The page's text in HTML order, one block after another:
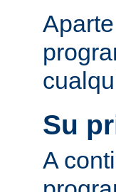
Su
A